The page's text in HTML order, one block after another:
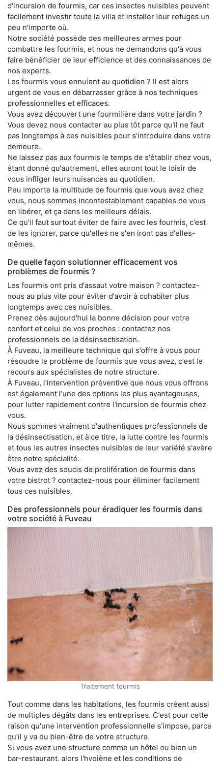
d'incursion de fourmis, car ces insectes nuisibles peuvent
facilement investir toute la villa et installer leur refuges un
peu n'importe où.
Notre société possède des meilleures armes pour
combattre les fourmis, et nous ne demandons qu'à vous
faire bénéficier de leur efficience et des connaissances de
nos experts.
Les fourmis vous ennuient au quotidien ? Il est alors
urgent de vous en débarrasser grâce à nos techniques
professionnelles et efficaces.
Vous avez découvert une fourmilière dans votre jardin ?
Vous devez nous contacter au plus tôt parce qu'il ne faut
pas longtemps à ces nuisibles pour s'introduire dans votre
demeure.
Ne laissez pas aux fourmis le temps de s'établir chez vous,
étant donné qu'autrement, elles auront tout le loisir de
vous infliger leurs nuisances au quotidien.
Peu importe la multitude de fourmis que vous avez chez
vous, nous sommes incontestablement capables de vous
en libérer, et ça dans les meilleurs délais.
Ce qu'il faut surtout éviter de faire avec les fourmis, c'est
de les ignorer, parce qu'elles ne s'en iront pas d'elles-
mêmes.
De quelle façon solutionner efficacement vos
problèmes de fourmis ?
Les fourmis ont pris d'assaut votre maison ? contactez-
nous au plus vite pour éviter d'avoir à cohabiter plus
longtemps avec ces nuisibles.
Prenez dès aujourd'hui la bonne décision pour votre
confort et celui de vos proches : contactez nos
professionnels de la désinsectisation.
À Fuveau, la meilleure technique qui s'offre à vous pour
résoudre le problème de fourmis que vous avez, c'est le
recours aux spécialistes de notre structure.
À Fuveau, l'intervention préventive que nous vous offrons
est également l'une des options les plus avantageuses,
pour lutter rapidement contre l'incursion de fourmis chez
vous.
Nous sommes vraiment d'authentiques professionnels de
la désinsectisation, et à ce titre, la lutte contre les fourmis
et tous les autres insectes nuisibles de leur variété s'avère
être notre spécialité.
Vous avez des soucis de prolifération de fourmis dans
votre bistrot ? contactez-nous pour éliminer facilement
tous ces nuisibles.
Des professionnels pour éradiquer les fourmis dans
votre société à Fuveau
Traitement fourmis
Tout comme dans les habitations, les fourmis créent aussi
de multiples dégâts dans les entreprises. C'est pour cette
raison qu'une intervention professionnelle s'impose, parce
qu'il y va du bien-être de votre structure.
Si vous avez une structure comme un hôtel ou bien un
bar-restaurant, alors l'hygiène et les conditions de